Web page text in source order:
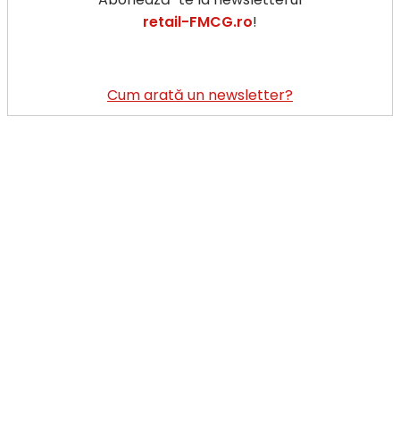
retail-FMCG.ro!
Cum arată un newsletter?